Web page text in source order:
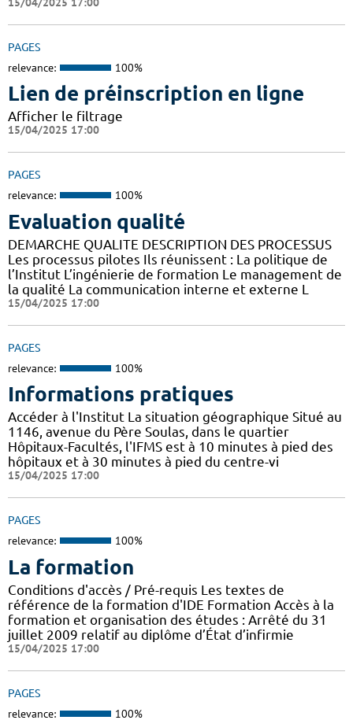
PAGES
relevance: 100%
Lien de préinscription en ligne
Afficher le filtrage
15/04/2025 17:00
PAGES
relevance: 100%
Evaluation qualité
DEMARCHE QUALITE DESCRIPTION DES PROCESSUS
Les processus pilotes Ils réunissent : La politique de
l’Institut L’ingénierie de formation Le management de
la qualité La communication interne et externe L
15/04/2025 17:00
PAGES
relevance: 100%
Informations pratiques
Accéder à l'Institut La situation géographique Situé au
1146, avenue du Père Soulas, dans le quartier
Hôpitaux-Facultés, l'IFMS est à 10 minutes à pied des
hôpitaux et à 30 minutes à pied du centre-vi
15/04/2025 17:00
PAGES
relevance: 100%
La formation
Conditions d'accès / Pré-requis Les textes de
référence de la formation d'IDE Formation Accès à la
formation et organisation des études : Arrêté du 31
juillet 2009 relatif au diplôme d’État d’infirmie
15/04/2025 17:00
PAGES
relevance: 100%